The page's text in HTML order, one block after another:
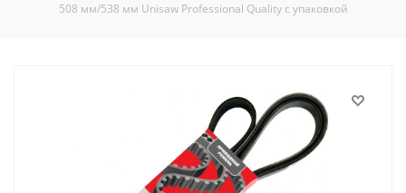
508 мм/538 мм Unisaw Professional Quality с упаковкой